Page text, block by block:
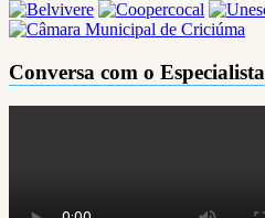
Conversa com o Especialista